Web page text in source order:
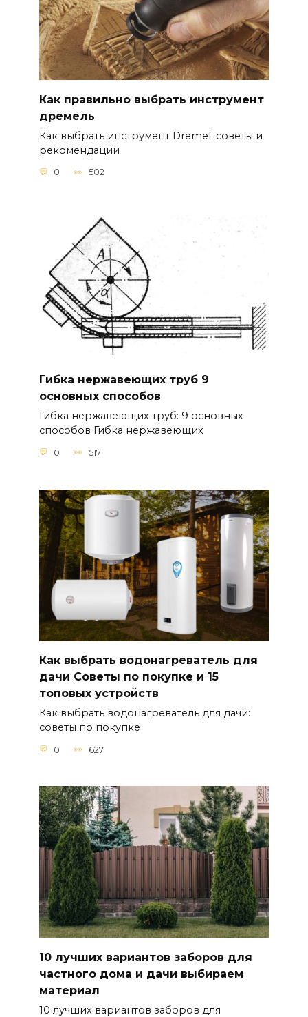
Как правильно выбрать инструмент
дремель
Как выбрать инструмент Dremel: советы и
рекомендации
0 502
Гибка нержавеющих труб 9
основных способов
Гибка нержавеющих труб: 9 основных
способов Гибка нержавеющих
0 517
Как выбрать водонагреватель для
дачи Советы по покупке и 15
топовых устройств
Как выбрать водонагреватель для дачи:
советы по покупке
0 627
10 лучших вариантов заборов для
частного дома и дачи выбираем
материал
10 лучших вариантов заборов для